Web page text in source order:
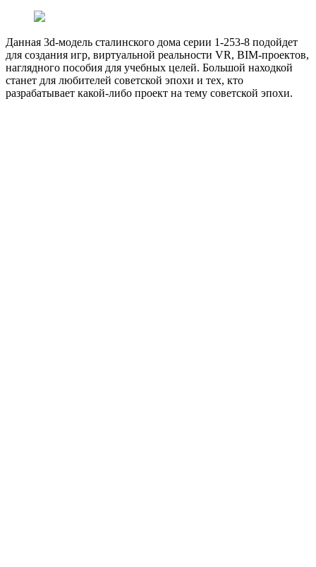
Данная 3d-модель сталинского дома серии 1-253-8 подойдет
для создания игр, виртуальной реальности VR, BIM-проектов,
наглядного пособия для учебных целей. Большой находкой
станет для любителей советской эпохи и тех, кто
разрабатывает какой-либо проект на тему советской эпохи.